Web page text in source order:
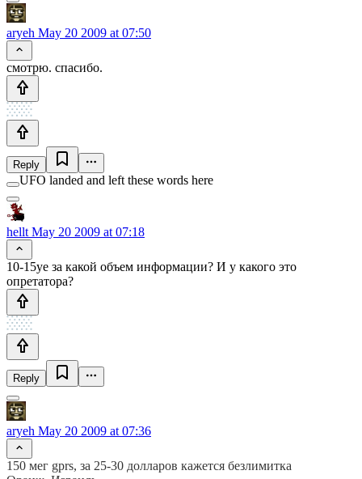
aryeh May 20 2009 at 07:50
смотрю. спасибо.
Reply
UFO landed and left these words here
hellt May 20 2009 at 07:18
10-15уе за какой объем информации? И у какого это
опретатора?
Reply
aryeh May 20 2009 at 07:36
150 мег gprs, за 25-30 долларов кажется безлимитка